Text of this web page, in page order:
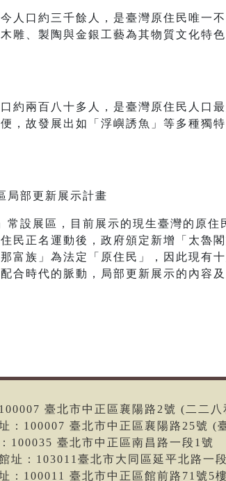
人口約三千餘人，是臺灣原住民唯一
雕、製陶與金銀工藝為其物質文化特
約兩百八十多人，是臺灣原住民人口
，故發展出如「浮嶼誘魚」等多種獨
局部更新展示計畫
常設展區，目前展示的現生臺灣的原
民正名運動後，政府頒定新增「太魯
富族」為法定「原住民」，因此現有
合時代的脈動，局部更新展示的內容及
臺北市中正區襄陽路2號 (二二八
：100007 臺北市中正區襄陽路25號 (
100035 臺北市中正區南昌路一段1號
址：103011臺北市大同區延平北路一
：100011 臺北市中正區館前路71號5樓